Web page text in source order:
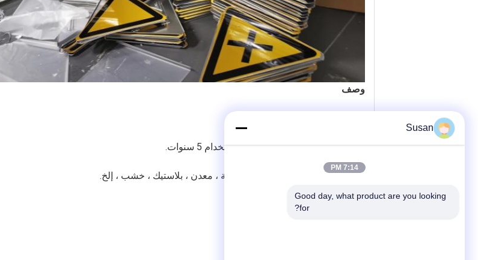
وصف
2. مقاومة جيدة للطقس ، ويمكن استخدام 5 سنوات.
3. لاصق قوي للعصا على مواد مختلفة ، معدن ، بلاستيك ، خشب ، إلخ.
Susan
7:14 PM
Good day, what product are you looking
for?